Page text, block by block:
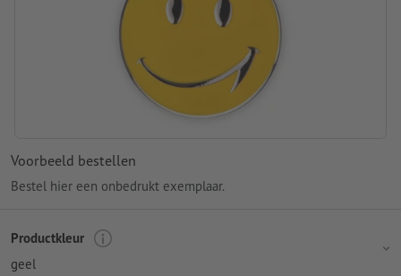
Voorbeeld bestellen
Bestel hier een onbedrukt exemplaar.
Productkleur
geel